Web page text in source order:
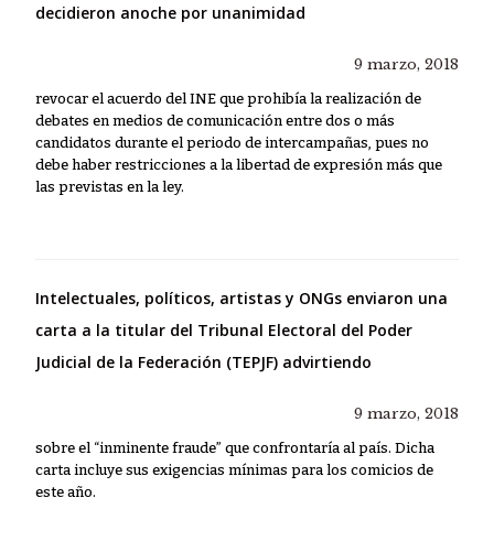
decidieron anoche por unanimidad
9 marzo, 2018
revocar el acuerdo del INE que prohibía la realización de
debates en medios de comunicación entre dos o más
candidatos durante el periodo de intercampañas, pues no
debe haber restricciones a la libertad de expresión más que
las previstas en la ley.
Intelectuales, políticos, artistas y ONGs enviaron una
carta a la titular del Tribunal Electoral del Poder
Judicial de la Federación (TEPJF) advirtiendo
9 marzo, 2018
sobre el “inminente fraude” que confrontaría al país. Dicha
carta incluye sus exigencias mínimas para los comicios de
este año.